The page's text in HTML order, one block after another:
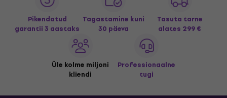
Pikendatud
garantii 3 aastaks
Tagastamine kuni
30 päeva
Tasuta tarne
alates 299 €
Üle kolme miljoni
kliendi
Professionaalne
tugi